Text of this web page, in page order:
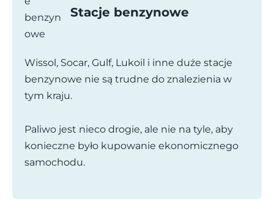
Stacje benzynowe
Wissol, Socar, Gulf, Lukoil i inne duże stacje
benzynowe nie są trudne do znalezienia w
tym kraju.
Paliwo jest nieco drogie, ale nie na tyle, aby
konieczne było kupowanie ekonomicznego
samochodu.